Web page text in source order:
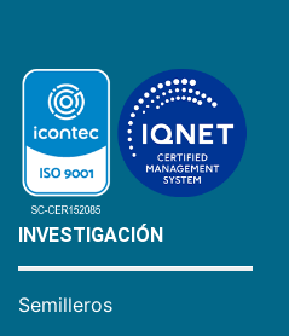
INVESTIGACIÓN
Semilleros